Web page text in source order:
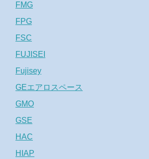
FMG
FPG
FSC
FUJISEI
Fujisey
GEエアロスペース
GMO
GSE
HAC
HIAP